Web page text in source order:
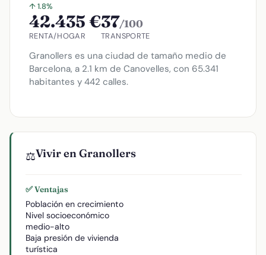
↑ 1.8%
42.435 €
RENTA/HOGAR
37/100
TRANSPORTE
Granollers es una ciudad de tamaño medio de
Barcelona, a 2.1 km de Canovelles, con 65.341
habitantes y 442 calles.
⚖️Vivir en Granollers
✅ Ventajas
Población en crecimiento
Nivel socioeconómico
medio-alto
Baja presión de vivienda
turística